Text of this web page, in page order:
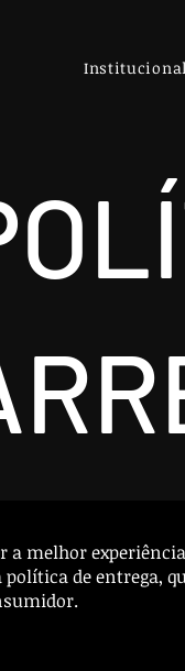
melhor
de entrega,